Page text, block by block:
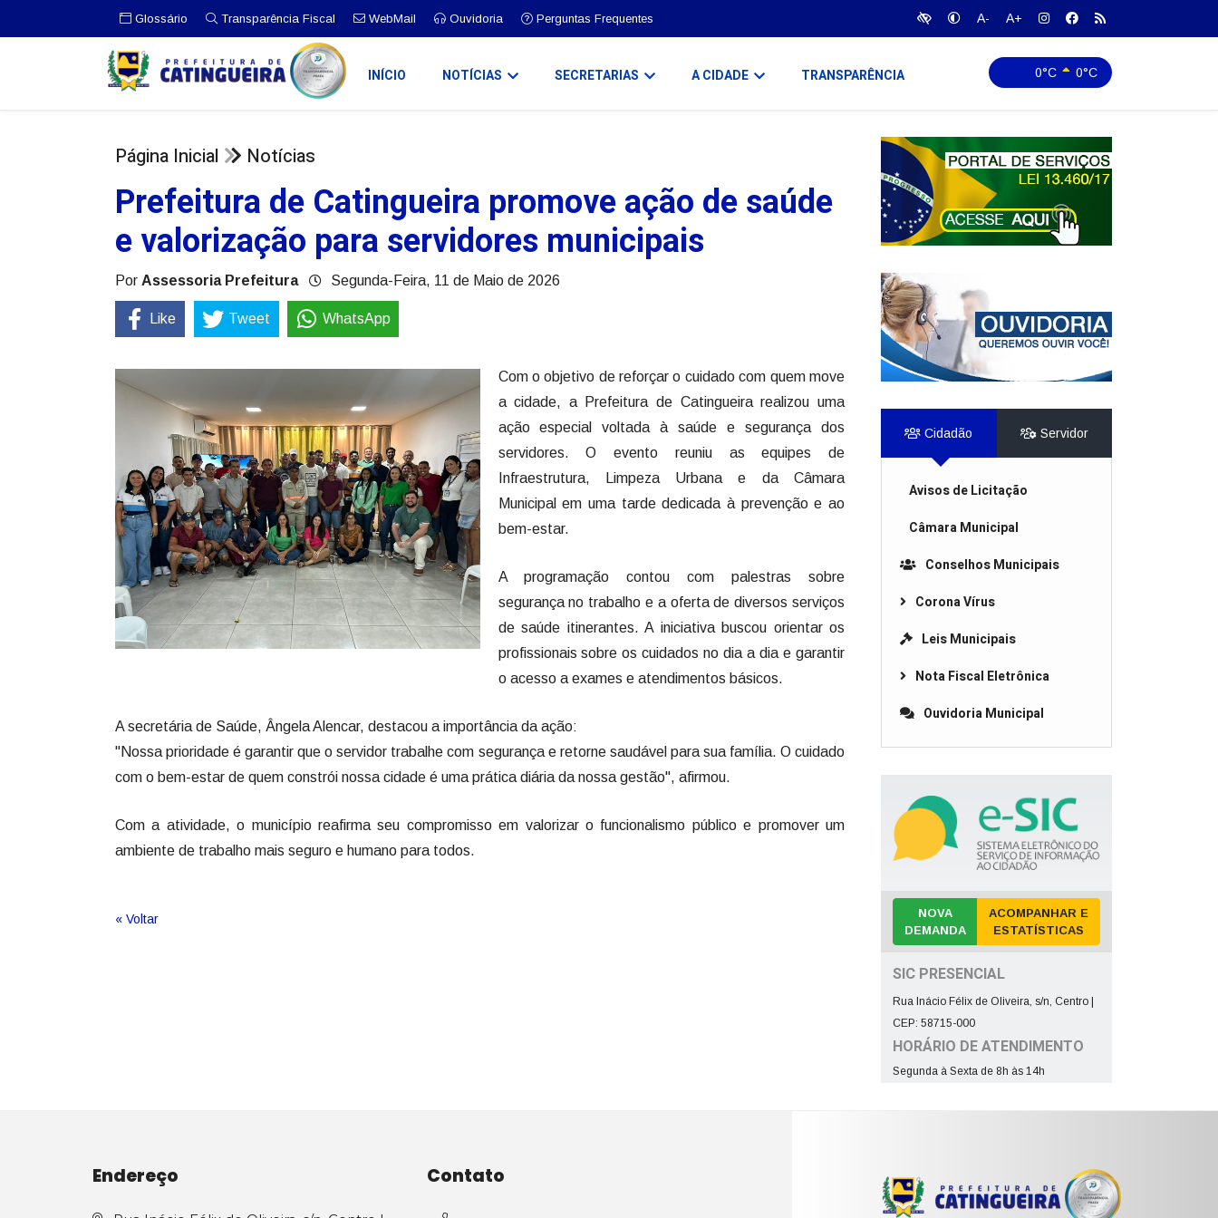
Glossário Transparência Fiscal WebMail Ouvidoria Perguntas Frequentes A- A+
0°C 0°C
INÍCIO NOTÍCIAS SECRETARIAS A CIDADE TRANSPARÊNCIA
Página Inicial Notícias
Prefeitura de Catingueira promove ação de saúde
e valorização para servidores municipais
Por Assessoria Prefeitura Segunda-Feira, 11 de Maio de 2026
Like Tweet WhatsApp
Com o objetivo de reforçar o cuidado com quem move
a cidade, a Prefeitura de Catingueira realizou uma
ação especial voltada à saúde e segurança dos
servidores. O evento reuniu as equipes de
Infraestrutura, Limpeza Urbana e da Câmara
Municipal em uma tarde dedicada à prevenção e ao
bem-estar.
A programação contou com palestras sobre
segurança no trabalho e a oferta de diversos serviços
de saúde itinerantes. A iniciativa buscou orientar os
profissionais sobre os cuidados no dia a dia e garantir
o acesso a exames e atendimentos básicos.
A secretária de Saúde, Ângela Alencar, destacou a importância da ação:
"Nossa prioridade é garantir que o servidor trabalhe com segurança e retorne saudável para sua família. O cuidado
com o bem-estar de quem constrói nossa cidade é uma prática diária da nossa gestão", afirmou.
Com a atividade, o município reafirma seu compromisso em valorizar o funcionalismo público e promover um
ambiente de trabalho mais seguro e humano para todos.
« Voltar
Cidadão Servidor
Avisos de Licitação
Câmara Municipal
Conselhos Municipais
Corona Vírus
Leis Municipais
Nota Fiscal Eletrônica
Ouvidoria Municipal
NOVA
DEMANDA
ACOMPANHAR E
ESTATÍSTICAS
SIC PRESENCIAL
Rua Inácio Félix de Oliveira, s/n, Centro |
CEP: 58715-000
HORÁRIO DE ATENDIMENTO
Segunda à Sexta de 8h às 14h
Endereço Contato